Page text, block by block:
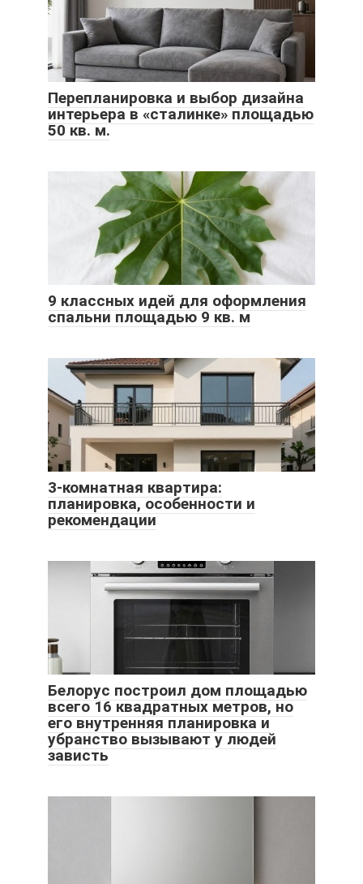
Перепланировка и выбор дизайна
интерьера в «сталинке» площадью
50 кв. м.
9 классных идей для оформления
спальни площадью 9 кв. м
3-комнатная квартира:
планировка, особенности и
рекомендации
Белорус построил дом площадью
всего 16 квадратных метров, но
его внутренняя планировка и
убранство вызывают у людей
зависть